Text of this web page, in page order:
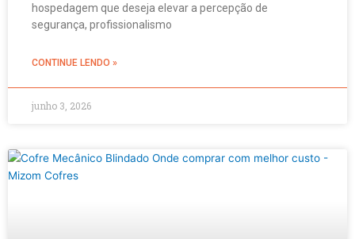
hospedagem que deseja elevar a percepção de
segurança, profissionalismo
CONTINUE LENDO »
junho 3, 2026